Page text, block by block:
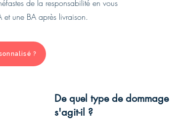
de la responsabilité en vous
et une BA après livraison.
?
De quel type de dommage
s'agit-il ?